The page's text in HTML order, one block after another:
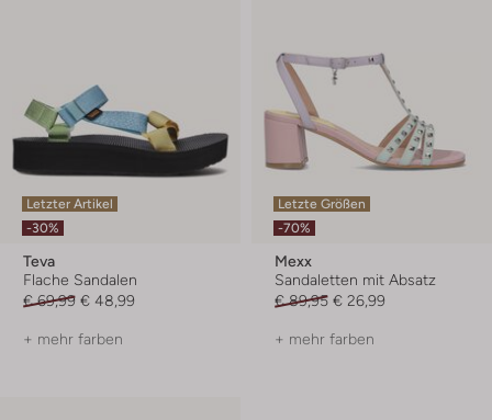
Letzter Artikel
-30%
Teva
Flache Sandalen
€ 69,99 € 48,99
+ mehr farben
Letzte Größen
-70%
Mexx
Sandaletten mit Absatz
€ 89,95 € 26,99
+ mehr farben